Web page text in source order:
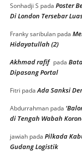
Sonhadji S pada Poster
Di London Tersebar
Franky saribulan pada
Hidayatullah (2)
Akhmad rafif pada
Dipasang Portal
Fitri padaAda Sanksi
Abdurrahman pada
di Tengah Wabah
jawiah pada Pilkada
Gudang Logistik